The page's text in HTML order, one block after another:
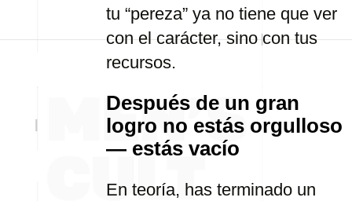
tu “pereza” ya no tiene que ver
con el carácter, sino con tus
recursos.
Después de un gran
logro no estás orgulloso
— estás vacío
En teoría, has terminado un